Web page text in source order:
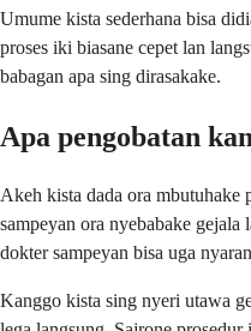
Umume kista sederhana bisa
proses iki biasane cepet lan
babagan apa sing dirasakake.
Apa pengobatan
Akeh kista dada ora mbutuhake
sampeyan ora nyebabake gejala
dokter sampeyan bisa uga
Kanggo kista sing nyeri utawa